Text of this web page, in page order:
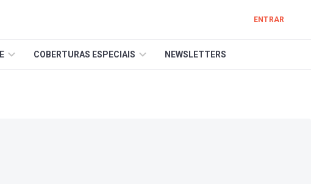
ENTRAR
COBERTURAS ESPECIAIS NEWSLETTERS